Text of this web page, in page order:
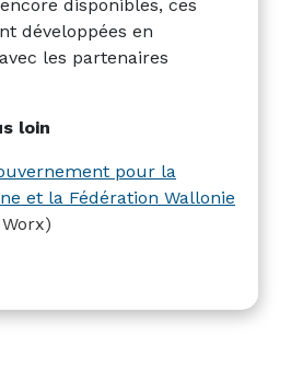
disponibles, ces
développées en
les partenaires
loin
pour la
et la Fédération Wallonie